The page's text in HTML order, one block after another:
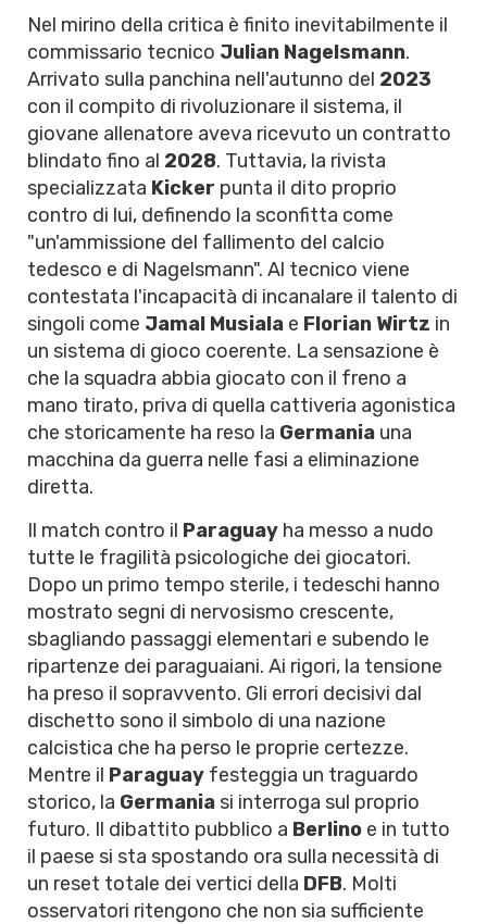
Nel mirino della critica è finito inevitabilmente il
commissario tecnico Julian Nagelsmann.
Arrivato sulla panchina nell'autunno del 2023
con il compito di rivoluzionare il sistema, il
giovane allenatore aveva ricevuto un contratto
blindato fino al 2028. Tuttavia, la rivista
specializzata Kicker punta il dito proprio
contro di lui, definendo la sconfitta come
"un'ammissione del fallimento del calcio
tedesco e di Nagelsmann". Al tecnico viene
contestata l'incapacità di incanalare il talento di
singoli come Jamal Musiala e Florian Wirtz in
un sistema di gioco coerente. La sensazione è
che la squadra abbia giocato con il freno a
mano tirato, priva di quella cattiveria agonistica
che storicamente ha reso la Germania una
macchina da guerra nelle fasi a eliminazione
diretta.
Il match contro il Paraguay ha messo a nudo
tutte le fragilità psicologiche dei giocatori.
Dopo un primo tempo sterile, i tedeschi hanno
mostrato segni di nervosismo crescente,
sbagliando passaggi elementari e subendo le
ripartenze dei paraguaiani. Ai rigori, la tensione
ha preso il sopravvento. Gli errori decisivi dal
dischetto sono il simbolo di una nazione
calcistica che ha perso le proprie certezze.
Mentre il Paraguay festeggia un traguardo
storico, la Germania si interroga sul proprio
futuro. Il dibattito pubblico a Berlino e in tutto
il paese si sta spostando ora sulla necessità di
un reset totale dei vertici della DFB. Molti
osservatori ritengono che non sia sufficiente